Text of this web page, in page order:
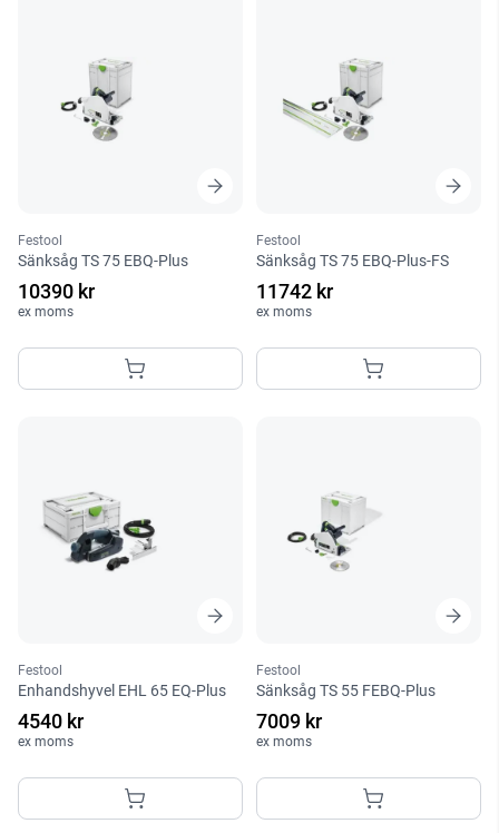
Festool
Sänksåg TS 75 EBQ-Plus
10390 kr
ex moms
Festool
Sänksåg TS 75 EBQ-Plus-FS
11742 kr
ex moms
Festool
Enhandshyvel EHL 65 EQ-Plus
4540 kr
ex moms
Festool
Sänksåg TS 55 FEBQ-Plus
7009 kr
ex moms